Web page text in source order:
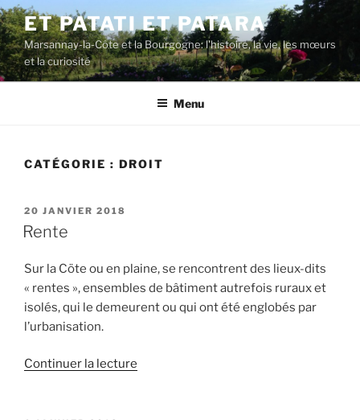
Aller
au
contenu
principal
ET PATATI ET PATARA
Marsannay-la-Côte et la Bourgogne: l'histoire, la vie, les mœurs
et la curiosité
Menu
CATÉGORIE : DROIT
PUBLIÉ
LE
20 JANVIER 2018
Rente
Sur la Cöte ou en plaine, se rencontrent des lieux-dits
« rentes », ensembles de bâtiment autrefois ruraux et
isolés, qui le demeurent ou qui ont été englobés par
l’urbanisation.
Continuer la lecture